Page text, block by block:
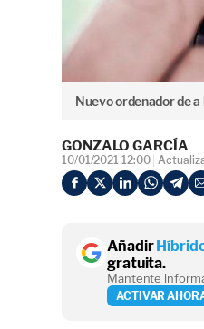
Nuevo ordenador de
GONZALO GARCÍA
10/01/2021 12:00
Añadir
gratuita.
Mantente
ACTIVAR